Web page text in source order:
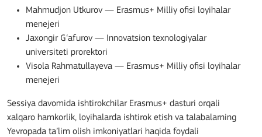
Mahmudjon Utkurov — Erasmus+ Milliy ofisi loyihalar
menejeri
Jaxongir G‘afurov — Innovatsion texnologiyalar
universiteti prorektori
Visola Rahmatullayeva — Erasmus+ Milliy ofisi loyihalar
menejeri
Sessiya davomida ishtirokchilar Erasmus+ dasturi orqali
xalqaro hamkorlik, loyihalarda ishtirok etish va talabalarning
Yevropada ta’lim olish imkoniyatlari haqida foydali